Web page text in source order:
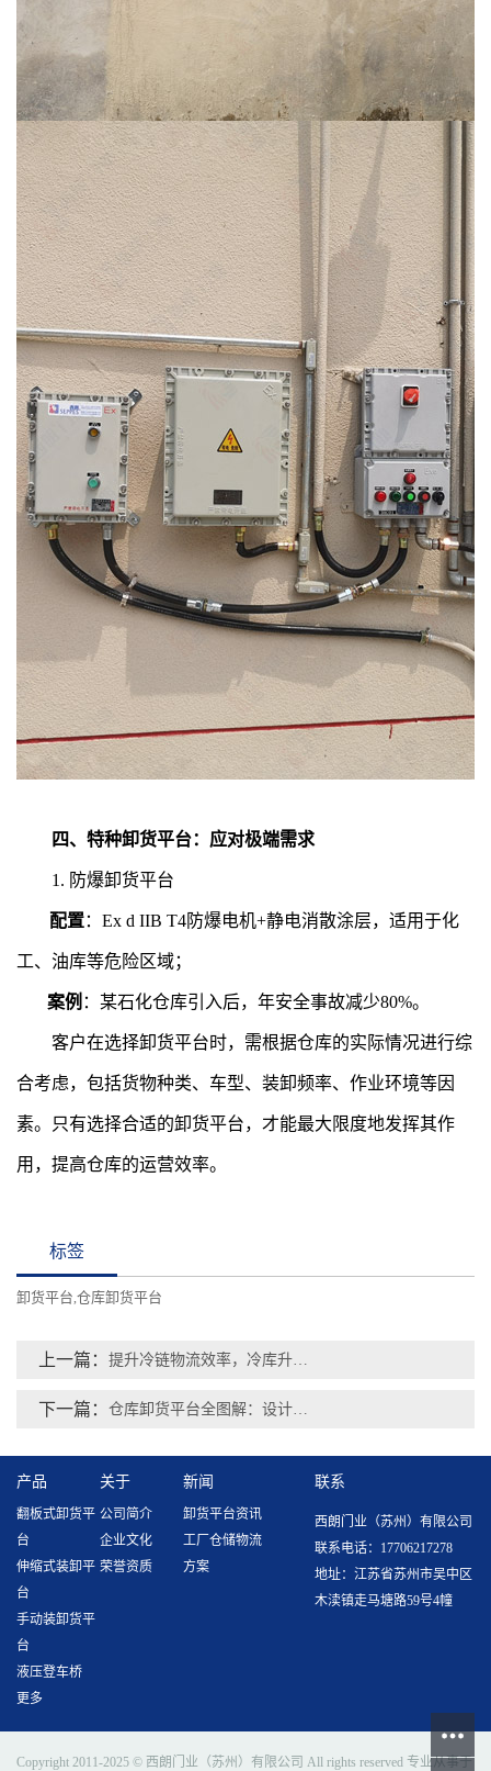
四、特种卸货平台：应对极端需求
1. 防爆卸货平台
配置：Ex d IIB T4防爆电机+静电消散涂层，适用于化
工、油库等危险区域；
案例 ：某石化仓库引入后，年安全事故减少80%。
客户在选择卸货平台时，需根据仓库的实际情况进行综
合考虑，包括货物种类、车型、装卸频率、作业环境等因
素。只有选择合适的卸货平台，才能最大限度地发挥其作
用，提高仓库的运营效率。
标签
卸货平台,仓库卸货平台
上一篇： 提升冷链物流效率，冷库升降卸货平台不可或缺
下一篇： 仓库卸货平台全图解：设计精髓详尽展现
产品
翻板式卸货平
台
伸缩式装卸平
台
手动装卸货平
台
液压登车桥
更多
关于
公司简介
企业文化
荣誉资质
新闻
卸货平台资讯
工厂仓储物流
方案
联系
西朗门业（苏州）有限公司
联系电话：17706217278
地址：江苏省苏州市吴中区
木渎镇走马塘路59号4幢
Copyright 2011-2025 © 西朗门业（苏州）有限公司 All rights reserved 专业从事于